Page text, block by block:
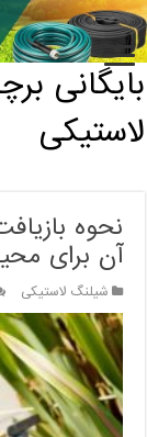
خانه / بایگانی
بایگانی
لاستیکی
نحوه
آن برای
شیلنگ لاستیکی